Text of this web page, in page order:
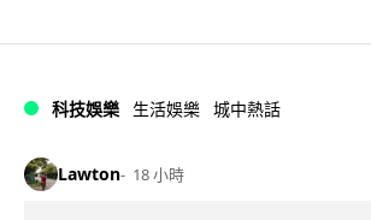
科技娛樂 生活娛樂 城中熱話
Lawton 18 小時